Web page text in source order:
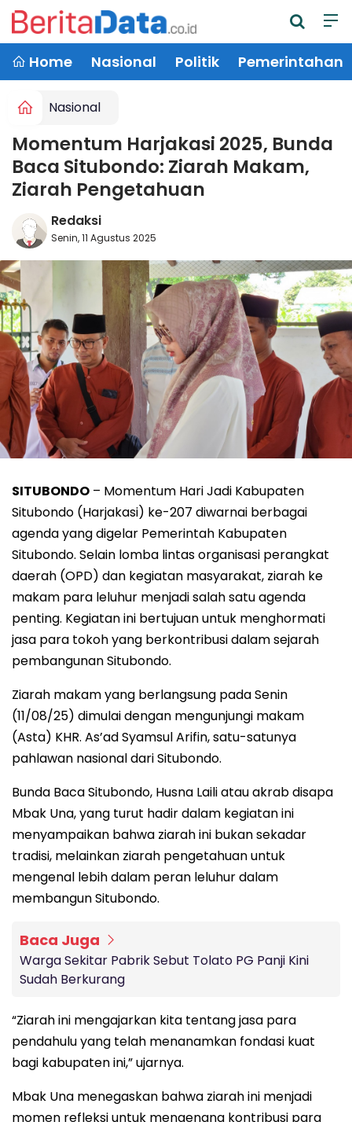
Home Nasional Politik Pemerintahan
Nasional
Momentum Harjakasi 2025, Bunda
Baca Situbondo: Ziarah Makam,
Ziarah Pengetahuan
Redaksi
Senin, 11 Agustus 2025
SITUBONDO – Momentum Hari Jadi Kabupaten
Situbondo (Harjakasi) ke-207 diwarnai berbagai
agenda yang digelar Pemerintah Kabupaten
Situbondo. Selain lomba lintas organisasi perangkat
daerah (OPD) dan kegiatan masyarakat, ziarah ke
makam para leluhur menjadi salah satu agenda
penting. Kegiatan ini bertujuan untuk menghormati
jasa para tokoh yang berkontribusi dalam sejarah
pembangunan Situbondo.
Ziarah makam yang berlangsung pada Senin
(11/08/25) dimulai dengan mengunjungi makam
(Asta) KHR. As’ad Syamsul Arifin, satu-satunya
pahlawan nasional dari Situbondo.
Bunda Baca Situbondo, Husna Laili atau akrab disapa
Mbak Una, yang turut hadir dalam kegiatan ini
menyampaikan bahwa ziarah ini bukan sekadar
tradisi, melainkan ziarah pengetahuan untuk
mengenal lebih dalam peran leluhur dalam
membangun Situbondo.
Baca Juga
Warga Sekitar Pabrik Sebut Tolato PG Panji Kini
Sudah Berkurang
“Ziarah ini mengajarkan kita tentang jasa para
pendahulu yang telah menanamkan fondasi kuat
bagi kabupaten ini,” ujarnya.
Mbak Una menegaskan bahwa ziarah ini menjadi
momen refleksi untuk mengenang kontribusi para